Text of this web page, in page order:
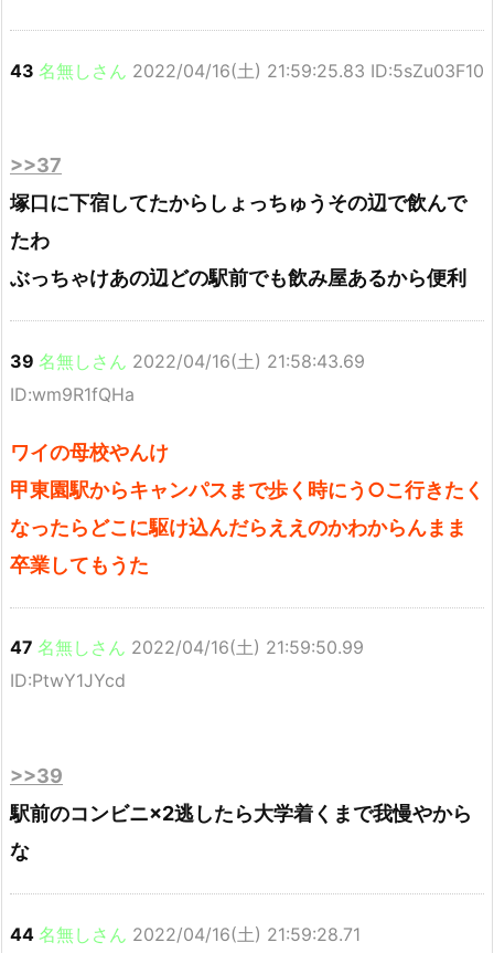
43 名無しさん 2022/04/16(土) 21:59:25.83 ID:5sZu03F10
>>37
塚口に下宿してたからしょっちゅうその辺で飲んで
たわ
ぶっちゃけあの辺どの駅前でも飲み屋あるから便利
39 名無しさん 2022/04/16(土) 21:58:43.69
ID:wm9R1fQHa
ワイの母校やんけ
甲東園駅からキャンパスまで歩く時にう○こ行きたく
なったらどこに駆け込んだらええのかわからんまま
卒業してもうた
47 名無しさん 2022/04/16(土) 21:59:50.99
ID:PtwY1JYcd
>>39
駅前のコンビニ×2逃したら大学着くまで我慢やから
な
44 名無しさん 2022/04/16(土) 21:59:28.71